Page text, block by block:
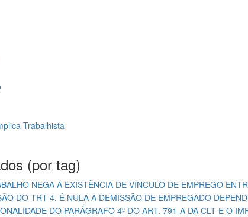
Trabalhista
(por tag)
NEGA A EXISTÊNCIA DE VÍNCULO DE EMPREGO
DO TRT-4, É NULA A DEMISSÃO DE EMPREGADO
DO PARÁGRAFO 4º DO ART. 791-A DA CLT E O